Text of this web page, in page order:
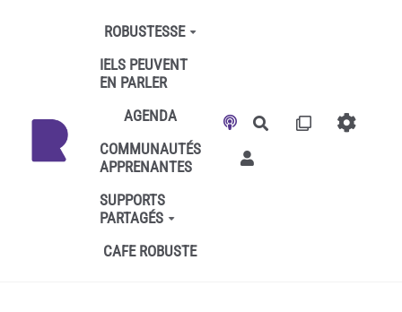
Aller au contenu principal
ROBUSTESSE
IELS PEUVENT
EN PARLER
AGENDA
COMMUNAUTÉS
APPRENANTES
SUPPORTS
PARTAGÉS
CAFE ROBUSTE
Rechercher